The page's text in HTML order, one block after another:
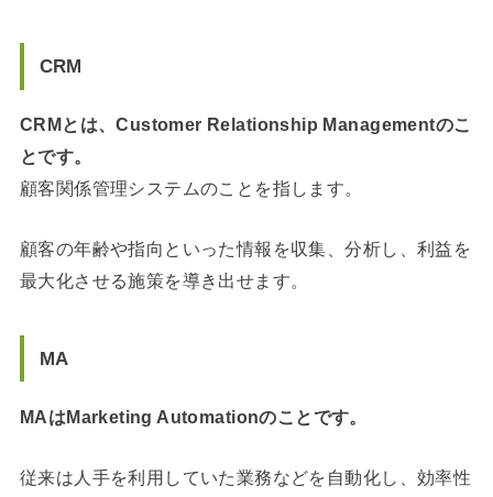
CRM
CRMとは、Customer Relationship Managementのこ
とです。
顧客関係管理システムのことを指します。
顧客の年齢や指向といった情報を収集、分析し、利益を
最大化させる施策を導き出せます。
MA
MAはMarketing Automationのことです。
従来は人手を利用していた業務などを自動化し、効率性